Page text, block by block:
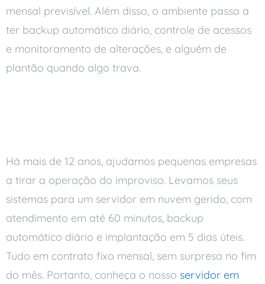
mensal previsível. Além disso, o ambiente passa a
ter backup automático diário, controle de acessos
e monitoramento de alterações, e alguém de
plantão quando algo trava.
Há mais de 12 anos, ajudamos pequenas empresas
a tirar a operação do improviso. Levamos seus
sistemas para um servidor em nuvem gerido, com
atendimento em até 60 minutos, backup
automático diário e implantação em 5 dias úteis.
Tudo em contrato fixo mensal, sem surpresa no fim
do mês. Portanto, conheça o nosso servidor em